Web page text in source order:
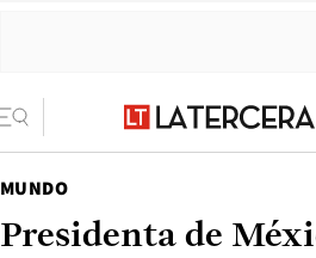
MUNDO
Presidenta de